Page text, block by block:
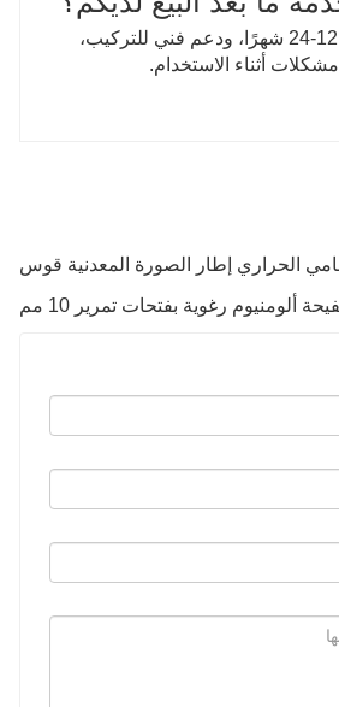
أ: ضمان الجودة لمدة 12-24 شهرًا، ودعم فني للتركيب،
أثناء الاستخدام.
الحراري إطار الصورة المعدنية قوس
ألومنيوم رغوية بفتحات تمرير 10 مم